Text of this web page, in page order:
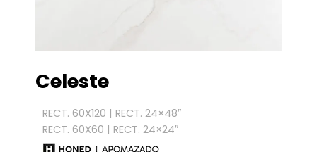
Celeste
RECT. 60X120 | RECT. 24×48″
RECT. 60X60 | RECT. 24×24″